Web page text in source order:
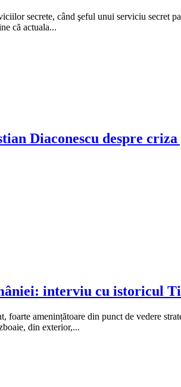
secrete, când şeful unui serviciu
că actuala...
Diaconescu despre
interviu cu istoricul
amenințătoare din punct de vedere
din exterior,...